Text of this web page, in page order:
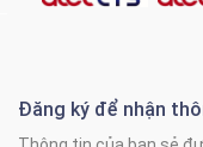
Đăng ký để nhận